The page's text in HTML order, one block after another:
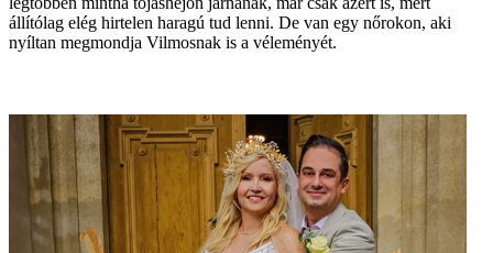
állítólag elég hirtelen haragú tud lenni. De van egy nőrokon, aki
nyíltan megmondja Vilmosnak is a véleményét.